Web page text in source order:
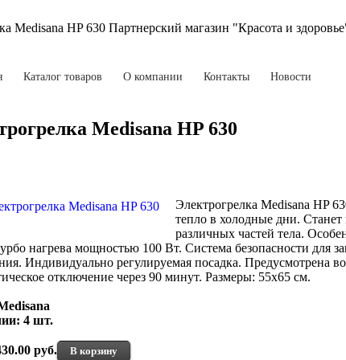
Medisana HP 630 Партнерский магазин "Красота и
Каталог товаров О компании Контакты Новости
Medisana HP 630
Электрогрелка Medisana HP
тепло в холодные дни.
различных частей тела.
нагрева мощностью 100 Вт. Система безопасности для
Индивидуально регулируемая посадка. Предусмотрена
отключение через 90 минут. Размеры: 55х65 см.
4 шт.
руб. В корзину